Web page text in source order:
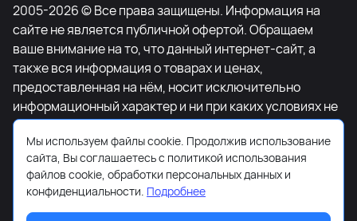
2005-2026 © Все права защищены. Информация на
сайте не является публичной офертой. Обращаем
ваше внимание на то, что данный интернет-сайт, а
также вся информация о товарах и ценах,
предоставленная на нём, носит исключительно
информационный характер и ни при каких условиях не
является публичной офертой, определяемой
положениями Статьи 437 Гражданского кодекса
Российской Федерации. Для получения подробной
информации о наличии и стоимости указанных
товаров и (или) услуг, пожалуйста, обращайтесь к
Мы используем файлы cookie. Продолжив использование
сайта, Вы соглашаетесь с политикой использования
файлов cookie, обработки персональных данных и
конфиденциальности. Подробнее